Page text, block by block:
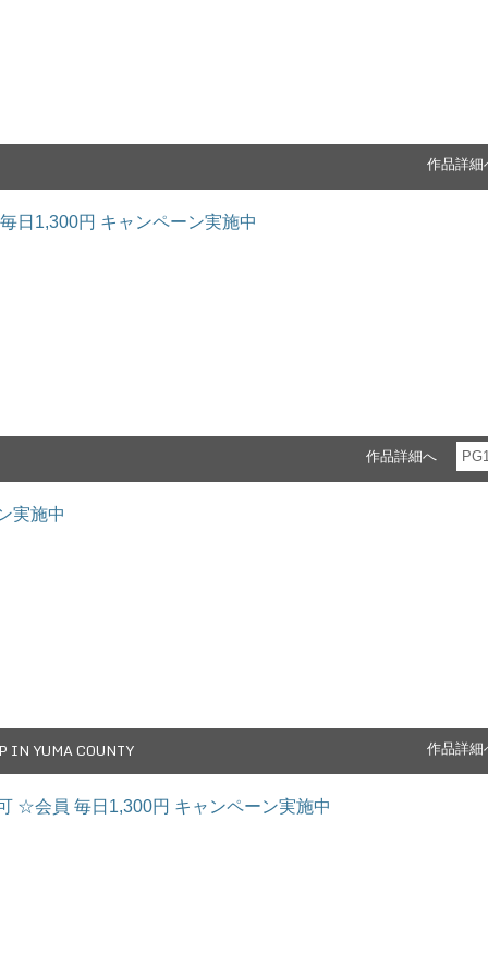
作品詳細
日1,300円 キャンペーン実施中
作品詳細へ
実施中
IN YUMA COUNTY 作品詳細
☆会員 毎日1,300円 キャンペーン実施中